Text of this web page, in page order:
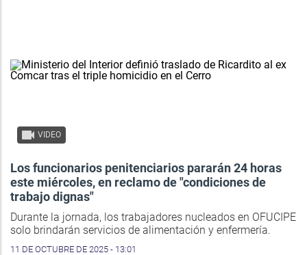
VIDEO
Los funcionarios penitenciarios pararán 24 horas
este miércoles, en reclamo de "condiciones de
trabajo dignas"
Durante la jornada, los trabajadores nucleados en OFUCIPE
solo brindarán servicios de alimentación y enfermería.
11 DE OCTUBRE DE 2025 - 13:01